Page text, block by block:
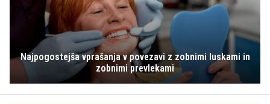
Najpogostejša vprašanja v povezavi z zobnimi luskami in
zobnimi prevlekami